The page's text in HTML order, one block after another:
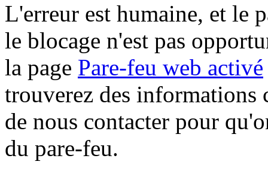
L'erreur est humaine, et le
le blocage n'est pas
la page Pare-feu web activé
trouverez des informations
de nous contacter pour
du pare-feu.